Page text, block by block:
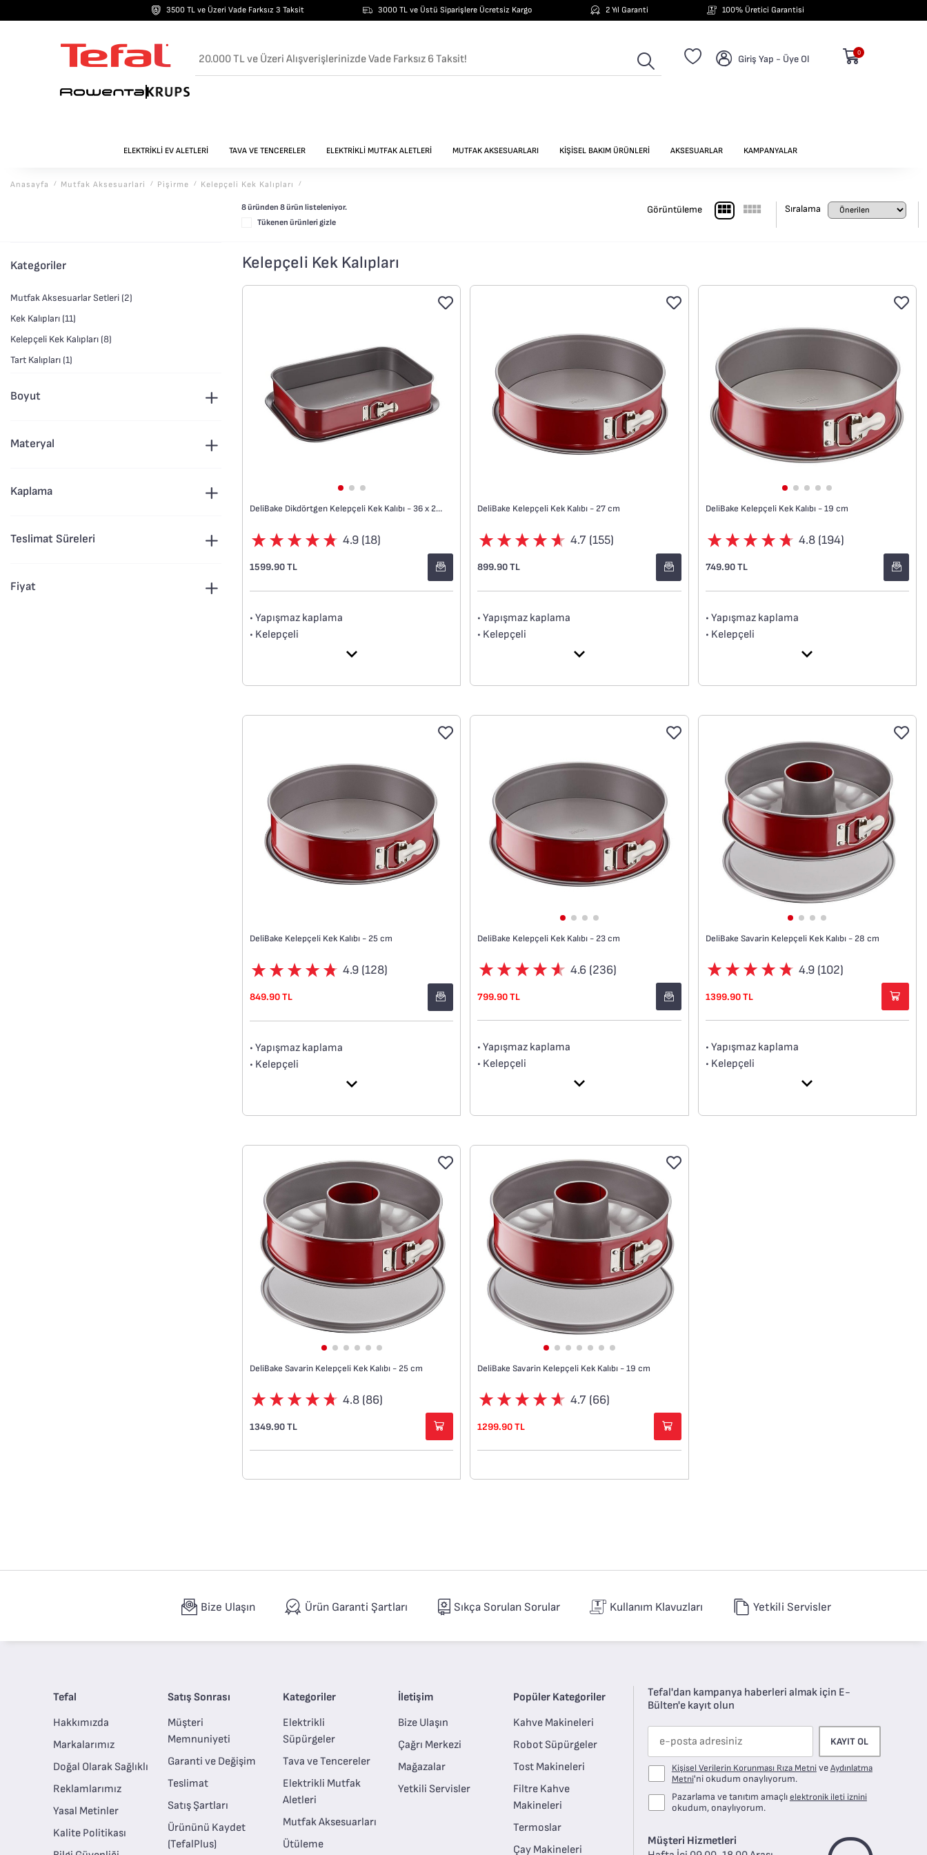
3500 TL ve Üzeri Vade Farksız 3 Taksit 3000 TL ve Üstü Siparişlere Ücretsiz Kargo 2 Yıl Garanti 100% Üretici Garantisi
20.000 TL ve Üzeri Alışverişlerinizde Vade Farksız 6 Taksit! Giriş Yap - Üye Ol
0
ELEKTRİKLİ EV ALETLERİ TAVA VE TENCERELER ELEKTRİKLİ MUTFAK ALETLERİ MUTFAK AKSESUARLARI KİŞİSEL BAKIM ÜRÜNLERİ AKSESUARLAR KAMPANYALAR
Anasayfa / Mutfak Aksesuarlari / Pi̇şi̇rme / Kelepçeli Kek Kalıpları /
8 üründen 8ürün listeleniyor.
Tükenen ürünleri gizle
Görüntüleme Sıralama
Kategoriler
Mutfak Aksesuarlar Setleri (2)
Kek Kalıpları (11)
Kelepçeli Kek Kalıpları (8)
Tart Kalıpları (1)
Boyut
Materyal
Kaplama
Teslimat Süreleri
Fiyat
Kelepçeli Kek Kalıpları
DeliBake Dikdörtgen Kelepçeli Kek Kalıbı - 36 x 24 cm
4.9 (18)
1599.90 TL
• Yapışmaz kaplama
• Kelepçeli
• Yüksek kaliteli karbon çelik
DeliBake Kelepçeli Kek Kalıbı - 27 cm
4.7 (155)
899.90 TL
• Yapışmaz kaplama
• Kelepçeli
• Yüksek kaliteli karbon çelik
DeliBake Kelepçeli Kek Kalıbı - 19 cm
4.8 (194)
749.90 TL
• Yapışmaz kaplama
• Kelepçeli
• Yüksek kaliteli karbon çelik
DeliBake Kelepçeli Kek Kalıbı - 25 cm
4.9 (128)
849.90 TL
• Yapışmaz kaplama
• Kelepçeli
• Yüksek kaliteli karbon çelik
DeliBake Kelepçeli Kek Kalıbı - 23 cm
4.6 (236)
799.90 TL
• Yapışmaz kaplama
• Kelepçeli
• Yüksek kaliteli karbon çelik
DeliBake Savarin Kelepçeli Kek Kalıbı - 28 cm
4.9 (102)
1399.90 TL
• Yapışmaz kaplama
• Kelepçeli
• Yüksek kaliteli karbon çelik
DeliBake Savarin Kelepçeli Kek Kalıbı - 25 cm
4.8 (86)
1349.90 TL
DeliBake Savarin Kelepçeli Kek Kalıbı - 19 cm
4.7 (66)
1299.90 TL
Bize Ulaşın Ürün Garanti Şartları Sıkça Sorulan Sorular Kullanım Klavuzları Yetkili Servisler
Tefal
Hakkımızda
Markalarımız
Doğal Olarak Sağlıklı
Reklamlarımız
Yasal Metinler
Kalite Politikası
Satış Sonrası
Müşteri
Memnuniyeti
Garanti ve Değişim
Teslimat
Satış Şartları
Ürününü Kaydet
(TefalPlus)
Kategoriler
Elektrikli
Süpürgeler
Tava ve Tencereler
Elektrikli Mutfak
Aletleri
Mutfak Aksesuarları
Ütüleme
İletişim
Bize Ulaşın
Çağrı Merkezi
Mağazalar
Yetkili Servisler
Popüler Kategoriler
Kahve Makineleri
Robot Süpürgeler
Tost Makineleri
Filtre Kahve
Makineleri
Termoslar
Çay Makineleri
Tefal'dan kampanya haberleri almak için E-
Bülten'e kayıt olun
KAYIT OL
Kişisel Verilerin Korunması Rıza MetniveAydınlatma
Metni'ni okudum onaylıyorum.
Pazarlama ve tanıtım amaçlıelektronik ileti iznini
okudum, onaylıyorum.
Müşteri Hizmetleri